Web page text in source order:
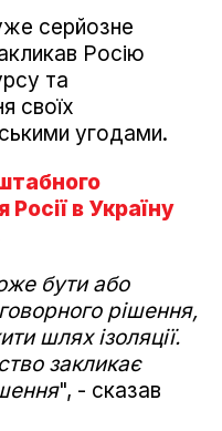
серйозне
Росію
та
своїх
угодами.
Росії в Україну
бути або
рішення,
шлях ізоляції.
закликає
", - сказав